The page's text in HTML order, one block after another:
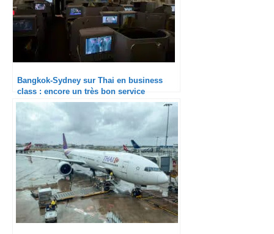
Bangkok-Sydney sur Thai en business
class : encore un très bon service